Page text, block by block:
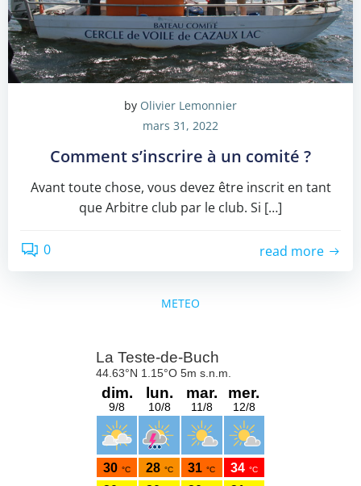
by Olivier Lemonnier
mars 31, 2022
Comment s’inscrire à un comité ?
Avant toute chose, vous devez être inscrit en tant
que Arbitre club par le club. Si […]
0 read more
METEO